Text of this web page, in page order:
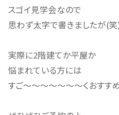
スゴイ見学会なので
思わず太字で書きましたが(
実際に2階建てか平屋か
悩まれている方には
すご～～～～～～～くおすす